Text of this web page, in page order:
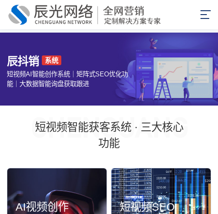
短视频AI智能创作系统｜矩阵式SEO优化功
能｜大数据智能询盘获取跟进
辰抖销 系统
短视频智能获客系统 · 三大核心
功能
AI视频创作 短视频SEO